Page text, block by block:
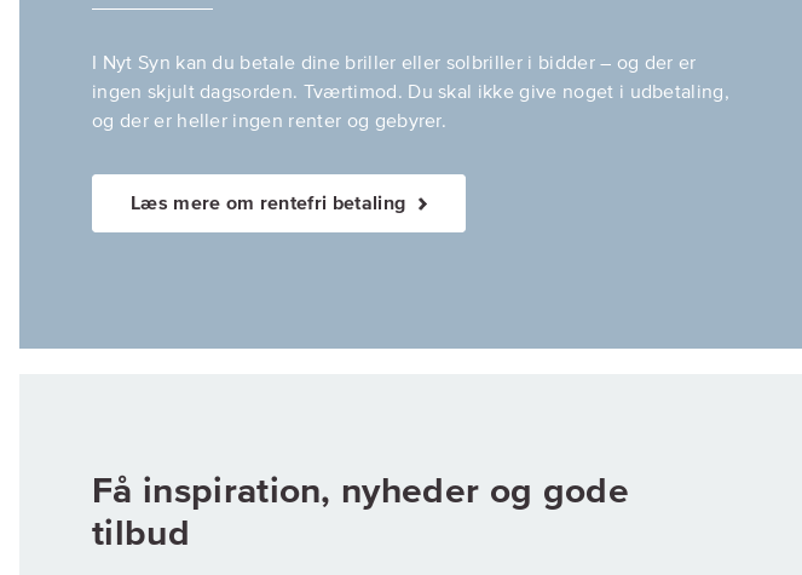
I Nyt Syn kan du betale dine briller eller solbriller i bidder – og der er
ingen skjult dagsorden. Tværtimod. Du skal ikke give noget i udbetaling,
og der er heller ingen renter og gebyrer.
Læs mere om rentefri betaling
Få inspiration, nyheder og gode